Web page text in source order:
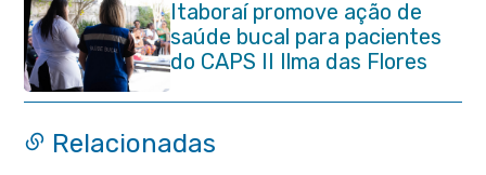
Itaboraí promove ação de
saúde bucal para pacientes
do CAPS II Ilma das Flores
Relacionadas